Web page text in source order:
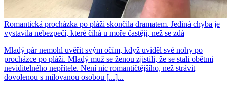
Romantická procházka po pláži skončila dramatem. Jediná chyba je
vystavila nebezpečí, které číhá u moře častěji, než se zdá
Mladý pár nemohl uvěřit svým očím, když uviděl své nohy po
procházce po pláži. Mladý muž se ženou zjistili, že se stali obětmi
neviditelného nepřítele. Není nic romantičtějšího, než strávit
dovolenou s milovanou osobou [...]...